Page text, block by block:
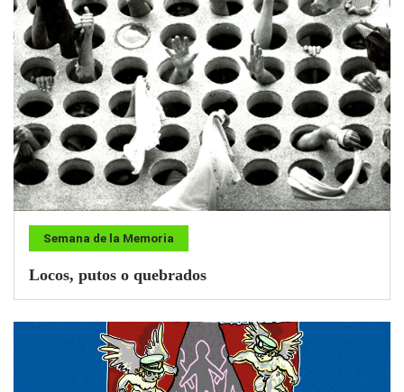
Semana de la Memoria
Locos, putos o quebrados